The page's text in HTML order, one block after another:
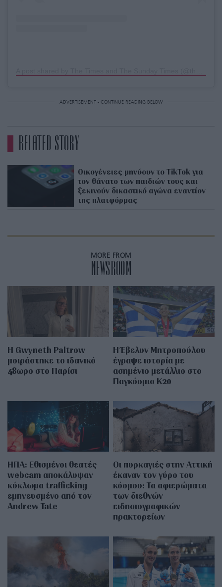
ADVERTISEMENT - CONTINUE READING BELOW
RELATED STORY
Oικογένειες μηνύουν το TikTok για
τον θάνατο των παιδιών τους και
ξεκινούν δικαστικό αγώνα εναντίον
της πλατφόρμας
MORE FROM
NEWSROOM
Η Gwyneth Paltrow
μοιράστηκε το ιδανικό
48ωρο στο Παρίσι
Η Έβελυν Μητροπούλου
έγραψε ιστορία με
ασημένιο μετάλλιο στο
Παγκόσμιο Κ20
ΗΠΑ: Εθισμένοι θεατές
webcam αποκάλυψαν
κύκλωμα trafficking
εμπνευσμένο από τον
Andrew Tate
Οι πυρκαγιές στην Αττική
έκαναν τον γύρο του
κόσμου: Τα αφιερώματα
των διεθνών
ειδησιογραφικών
πρακτορείων